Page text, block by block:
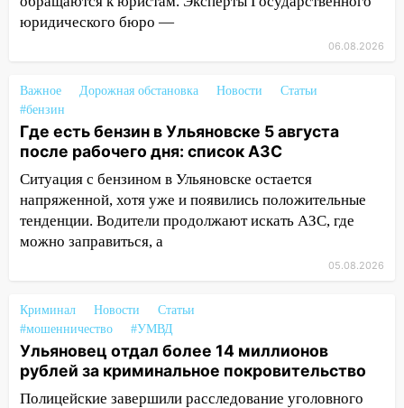
перевернулась на мопеде и попала в
больницу
миллионов рублей за криминальное
покровительство
15:32 На «кольце» кроссовер сбил 18-
летнего мопедиста
15:00 В Ульяновске после тройного ДТП
госпитализировали 25-летнего байкера
14:32
На Ульяновскую область
14:08
Пешеход переходил по «зебре»:
подробности серьезной аварии на
Фруктовой
13:30
В Димитровграде на улице
Трудовой горело здание
юридического бюро —
06.08.2026
Важное Дорожная обстановка Новости
Статьи
#бензин
Где есть бензин в Ульяновске 5 августа
после рабочего дня: список АЗС
Ситуация с бензином в Ульяновске остается
напряженной, хотя уже и появились положительные
тенденции. Водители продолжают искать АЗС, где
можно заправиться, а
05.08.2026
Криминал Новости
Статьи
#мошенничество
#УМВД
Ульяновец отдал более 14 миллионов
рублей за криминальное покровительство
Полицейские завершили расследование уголовного